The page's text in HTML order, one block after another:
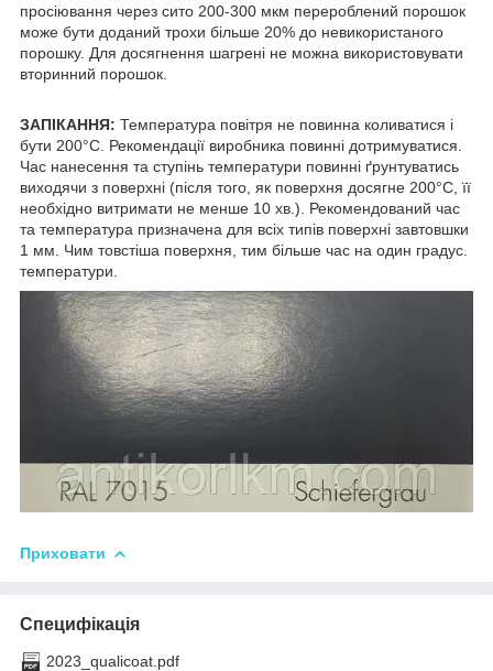
просіювання через сито 200-300 мкм перероблений порошок
може бути доданий трохи більше 20% до невикористаного
порошку. Для досягнення шагрені не можна використовувати
вторинний порошок.
ЗАПІКАННЯ: Температура повітря не повинна коливатися і
бути 200°С. Рекомендації виробника повинні дотримуватися.
Час нанесення та ступінь температури повинні ґрунтуватись
виходячи з поверхні (після того, як поверхня досягне 200°С, її
необхідно витримати не менше 10 хв.). Рекомендований час
та температура призначена для всіх типів поверхні завтовшки
1 мм. Чим товстіша поверхня, тим більше час на один градус.
температури.
Приховати
Специфікація
2023_qualicoat.pdf